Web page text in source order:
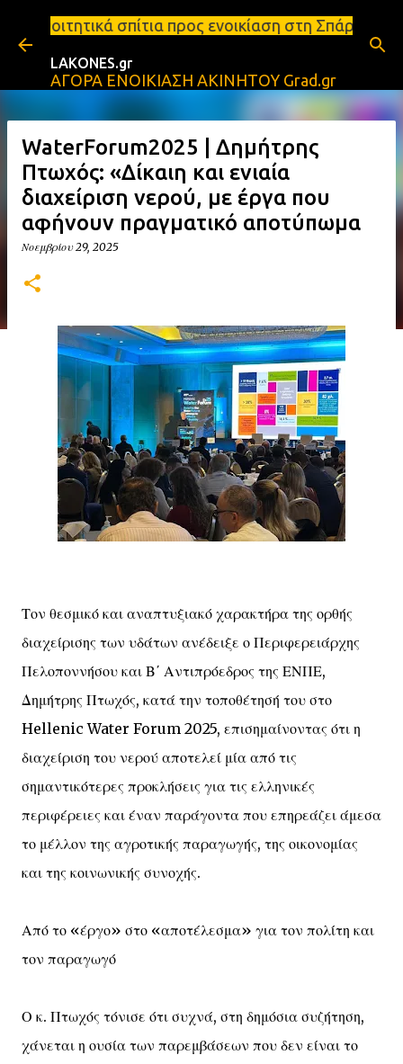
Μετάβαση στο κύριο περιεχόμενο
προς ενοικίαση στη Σπάρτη Ενοικιάσεις
LAKONES.gr
ΑΓΟΡΑ ΕΝΟΙΚΙΑΣΗ ΑΚΙΝΗΤΟΥ Grad.gr
WaterForum2025 | Δημήτρης
Πτωχός: «Δίκαιη και ενιαία
διαχείριση νερού, με έργα που
αφήνουν πραγματικό αποτύπωμα
Νοεμβρίου 29, 2025
Τον θεσμικό και αναπτυξιακό χαρακτήρα της ορθής
διαχείρισης των υδάτων ανέδειξε ο Περιφερειάρχης
Πελοποννήσου και Β΄ Αντιπρόεδρος της ΕΝΠΕ,
Δημήτρης Πτωχός, κατά την τοποθέτησή του στο
Hellenic Water Forum 2025, επισημαίνοντας ότι η
διαχείριση του νερού αποτελεί μία από τις
σημαντικότερες προκλήσεις για τις ελληνικές
περιφέρειες και έναν παράγοντα που επηρεάζει άμεσα
το μέλλον της αγροτικής παραγωγής, της οικονομίας
και της κοινωνικής συνοχής.
Από το «έργο» στο «αποτέλεσμα» για τον πολίτη και
τον παραγωγό
Ο κ. Πτωχός τόνισε ότι συχνά, στη δημόσια συζήτηση,
χάνεται η ουσία των παρεμβάσεων που δεν είναι το